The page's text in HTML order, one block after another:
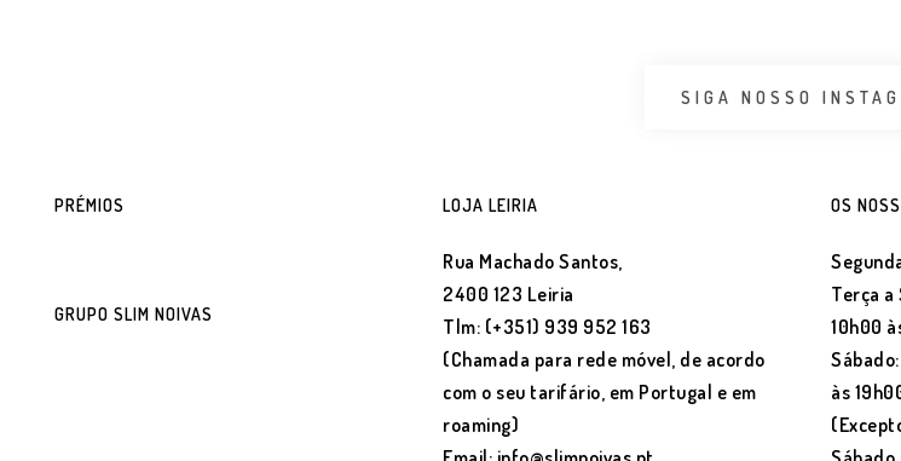
SIGA NOSSO
PRÉMIOS
GRUPO SLIM NOIVAS
LOJA LEIRIA
Rua Machado Santos,
2400 123 Leiria
Tlm: (+351) 939 952 163
(Chamada para rede móvel, de acordo
com o seu tarifário, em Portugal e em
roaming)
OS
Terça
10h00
às